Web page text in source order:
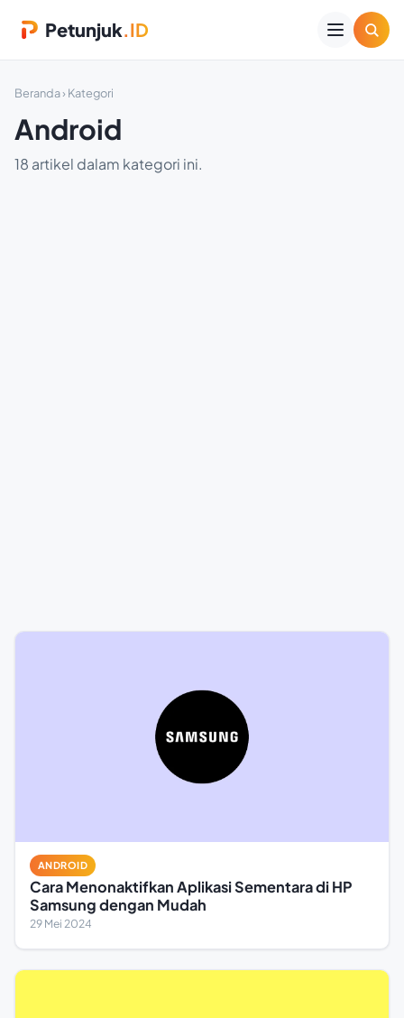
Petunjuk.ID
Beranda› Kategori
Android
18 artikel dalam kategori ini.
ANDROID
Cara Menonaktifkan Aplikasi Sementara di HP
Samsung dengan Mudah
29 Mei 2024